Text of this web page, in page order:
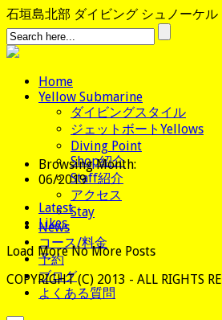
石垣島北部 ダイビング シュノーケ
Home
Yellow Submarine
ダイビングスタイル
ジェットボートYellows
Diving Point
Shop紹介
Staff紹介
アクセス
Stay
News
コース/料金
予約
ブログ
よくある質問
Browsing Month:
06/2019
Latest
Likes
Load More No More Posts
COPYRIGHT (C) 2013 - ALL RIGHTS